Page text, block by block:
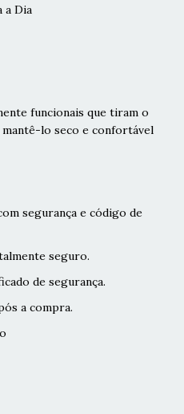
a Dia
funcionais que tiram o
mantê-lo seco e confortável
segurança e código de
seguro.
de segurança.
a compra.